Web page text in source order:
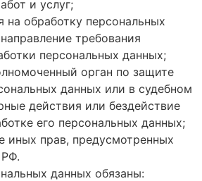
и услуг;
на обработку персональных
требования
персональных данных;
орган по защите
данных или в судебном
действия или бездействие
его персональных данных;
иных прав, предусмотренных
данных обязаны: